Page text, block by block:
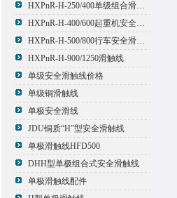
HXPnR-H-250/400单级组合滑触线
HXPnR-H-400/600起重机安全滑触线
HXPnR-H-500/800行车安全滑触线
HXPnR-H-900/1250滑触线
单级安全滑触线价格
单级铜滑触线
单极安全滑线
JDU铜质“H”型安全滑触线
单极滑触线HFD500
DHH型单极组合式安全滑触线
单极滑触线配件